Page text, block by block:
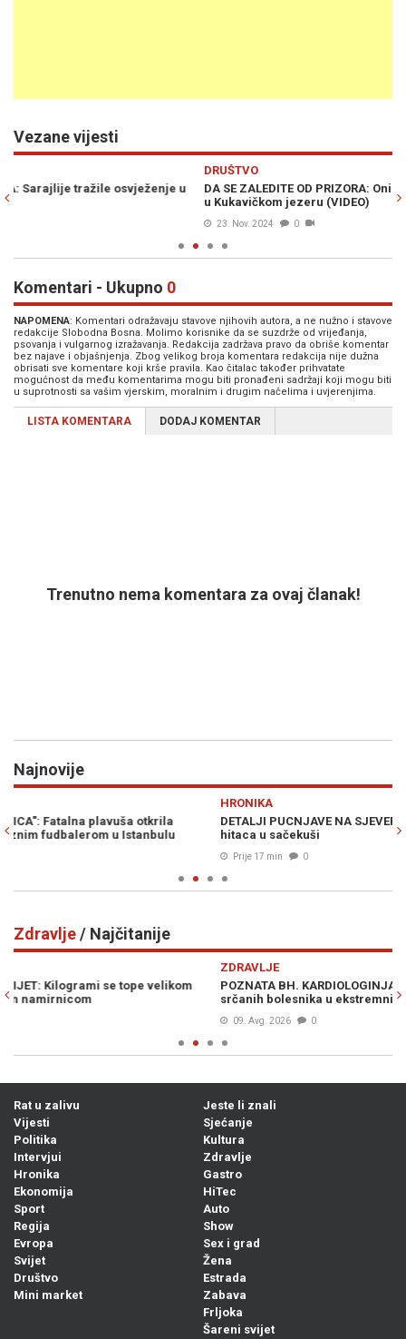
Vezane vijesti
DA SE ZALEDITE OD PRIZORA: Oni najhrabriji jutros na -15 zaplivali
Komentari - Ukupno 0
NAPOMENA: Komentari odražavaju stavove njihovih autora, a ne nužno i stavove
redakcije Slobodna Bosna. Molimo korisnike da se suzdrže od vrijeđanja,
psovanja i vulgarnog izražavanja. Redakcija zadržava pravo da obriše komentar
bez najave i objašnjenja. Zbog velikog broja komentara redakcija nije dužna
obrisati sve komentare koji krše pravila. Kao čitalac također prihvatate
mogućnost da među komentarima mogu biti pronađeni sadržaji koji mogu biti
u suprotnosti sa vašim vjerskim, moralnim i drugim načelima i uvjerenjima.
LISTA KOMENTARA DODAJ KOMENTAR
Trenutno nema komentara za ovaj članak!
Najnovije
DETALJI PUCNJAVE NA SJEVERU BiH: Žrtva izrešetana sa pet
hitaca u sačekuši
Zdravlje/ Najčitanije
POZNATA BH. KARDIOLOGINJA UPOZORAVA: Preporuke kod
srčanih bolesnika u ekstremnim vrućinama...
Rat u zalivu
Vijesti
Politika
Intervjui
Hronika
Ekonomija
Sport
Regija
Evropa
Svijet
Društvo
Mini market
Jeste li znali
Sjećanje
Kultura
Zdravlje
Gastro
HiTec
Auto
Show
Sex i grad
Žena
Estrada
Zabava
Frljoka
Šareni svijet